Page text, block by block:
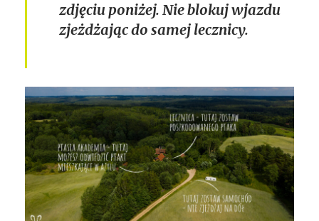
zdjęciu poniżej. Nie blokuj wjazdu
zjeżdżając do samej lecznicy.